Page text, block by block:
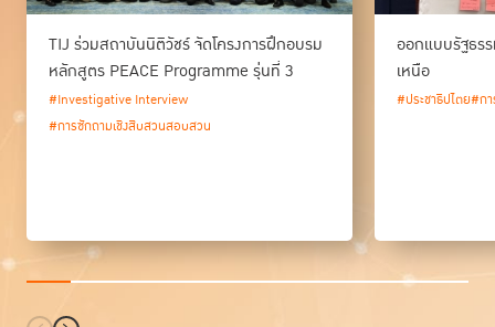
TIJ ร่วมสถาบันนิติวัชร์ จัดโครงการฝึกอบรม
หลักสูตร PEACE Programme รุ่นที่ 3
#Investigative Interview
#การซักถามเชิงสืบสวนสอบสวน
ออกแบบรัฐธร
เหนือ
#ประชาธิปไตย#กา